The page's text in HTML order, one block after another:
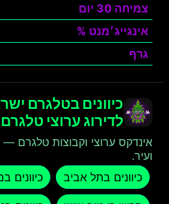
צמיחה 30 יום
אינגייג׳מנט %
גרף
כיוונים בטלגרם
לדירוג ערוצי טלגרם
אינדקס ערוצי וקבוצות טלגרם —
ועיר.
כיוונים בתל אביב
כיוונים